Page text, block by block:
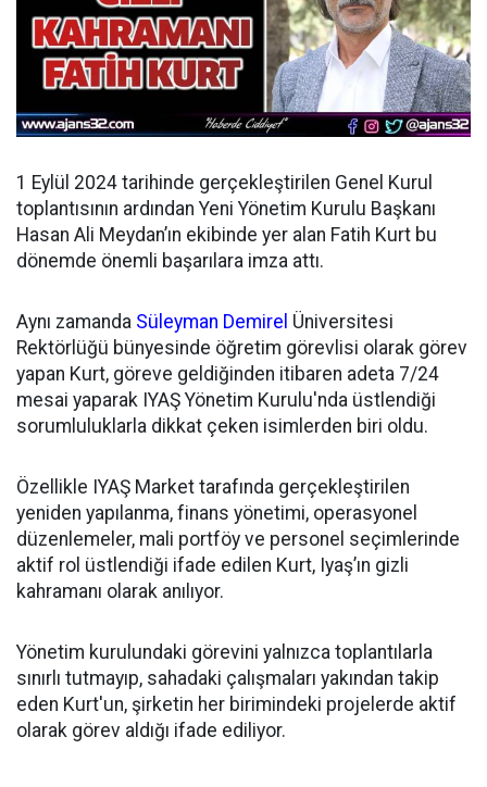
1 Eylül 2024 tarihinde gerçekleştirilen Genel Kurul
toplantısının ardından Yeni Yönetim Kurulu Başkanı
Hasan Ali Meydan’ın ekibinde yer alan Fatih Kurt bu
dönemde önemli başarılara imza attı.
Aynı zamanda Süleyman Demirel Üniversitesi
Rektörlüğü bünyesinde öğretim görevlisi olarak görev
yapan Kurt, göreve geldiğinden itibaren adeta 7/24
mesai yaparak IYAŞ Yönetim Kurulu'nda üstlendiği
sorumluluklarla dikkat çeken isimlerden biri oldu.
Özellikle IYAŞ Market tarafında gerçekleştirilen
yeniden yapılanma, finans yönetimi, operasyonel
düzenlemeler, mali portföy ve personel seçimlerinde
aktif rol üstlendiği ifade edilen Kurt, Iyaş’ın gizli
kahramanı olarak anılıyor.
Yönetim kurulundaki görevini yalnızca toplantılarla
sınırlı tutmayıp, sahadaki çalışmaları yakından takip
eden Kurt'un, şirketin her birimindeki projelerde aktif
olarak görev aldığı ifade ediliyor.